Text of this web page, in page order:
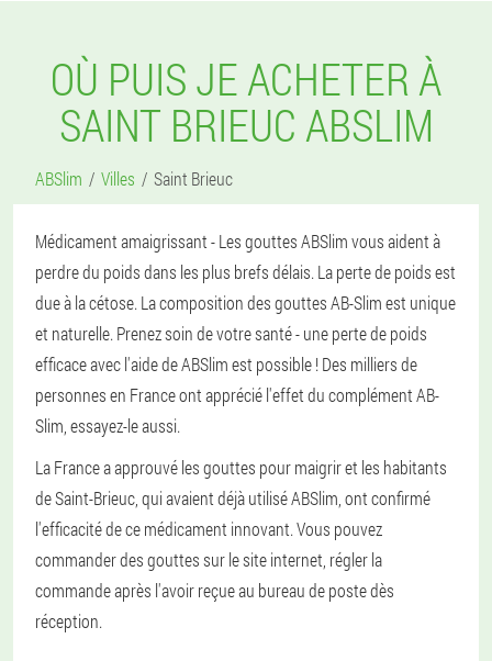
OÙ PUIS JE ACHETER À
SAINT BRIEUC ABSLIM
ABSlim Villes Saint Brieuc
Médicament amaigrissant - Les gouttes ABSlim vous aident à
perdre du poids dans les plus brefs délais. La perte de poids est
due à la cétose. La composition des gouttes AB-Slim est unique
et naturelle. Prenez soin de votre santé - une perte de poids
efficace avec l'aide de ABSlim est possible ! Des milliers de
personnes en France ont apprécié l'effet du complément AB-
Slim, essayez-le aussi.
La France a approuvé les gouttes pour maigrir et les habitants
de Saint-Brieuc, qui avaient déjà utilisé ABSlim, ont confirmé
l'efficacité de ce médicament innovant. Vous pouvez
commander des gouttes sur le site internet, régler la
commande après l'avoir reçue au bureau de poste dès
réception.